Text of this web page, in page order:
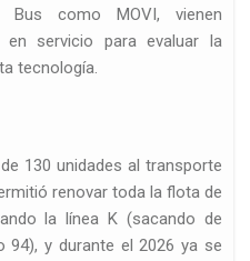
Bus como MOVI, vienen
en servicio para evaluar la
tecnología.
130 unidades al transporte
renovar toda la flota de
la línea K (sacando de
94), y durante el 2026 ya se